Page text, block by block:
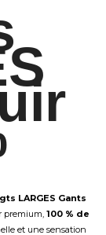
LARGES Gants
premium, 100 % de
et une sensation